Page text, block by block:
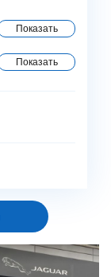
Показать
Показать